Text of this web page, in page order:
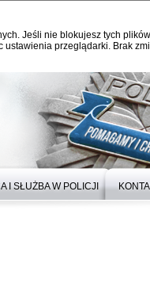
Jeśli nie blokujesz tych
przeglądarki. Brak
I SŁUŻBA W POLICJI